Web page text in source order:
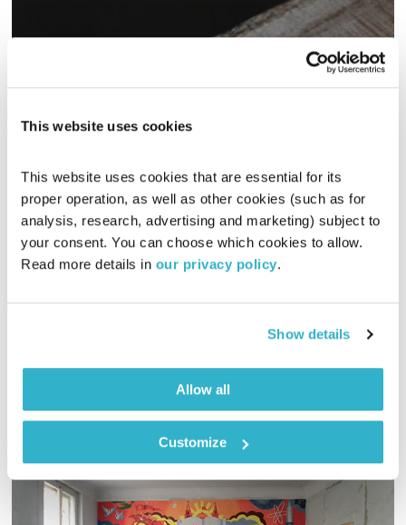
This website uses cookies
This website uses cookies that are essential for its
proper operation, as well as other cookies (such as for
analysis, research, advertising and marketing) subject to
your consent. You can choose which cookies to allow.
Read more details in our privacy policy.
Show details
Allow all
Customize
ספיישל צרפתי
אני ואתה
עמיר לבויובל בנאי
01:59:26
יובל בנאי ועמיר לב נפגשים ברדיו מהות החיים ומפטפטים על…